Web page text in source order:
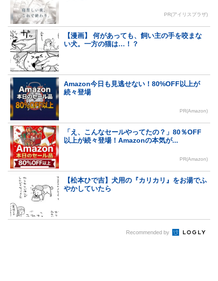
PR(アイリスプラザ)
【漫画】 何があっても、飼い主の手を咬まな
い犬。一方の猫は…！？
Amazon今日も見逃せない！80%OFF以上が
続々登場
PR(Amazon)
「え、こんなセールやってたの？」80％OFF
以上が続々登場！Amazonの本気が...
PR(Amazon)
【松本ひで吉】犬用の『カリカリ』をお湯でふ
やかしていたら
Recommended by